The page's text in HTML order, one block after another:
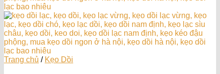
Trang chủ / Kẹo Dồi